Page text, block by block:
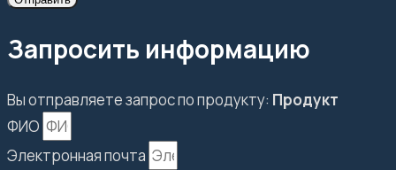
Запросить информацию
Вы отправляете запрос по продукту: Продукт
ФИО
Электронная почта